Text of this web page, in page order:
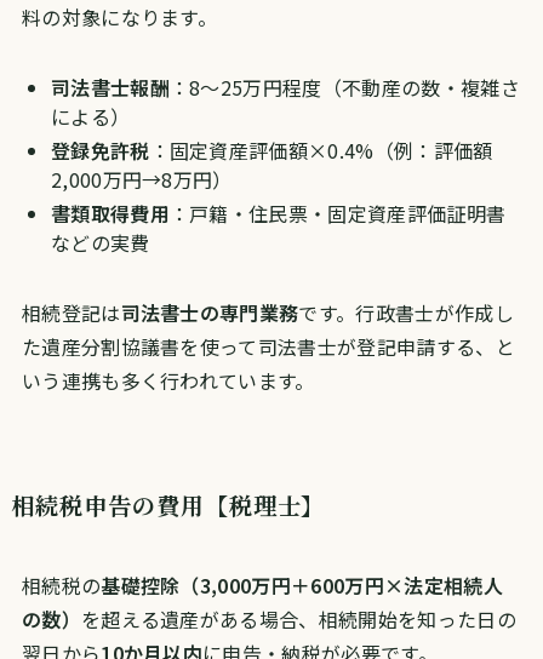
料の対象になります。
司法書士報酬 ：8〜25万円程度（不動産の数・複雑さ
による）
登録免許税 ：固定資産評価額×0.4%（例：評価額
2,000万円→8万円）
書類取得費用 ：戸籍・住民票・固定資産評価証明書
などの実費
相続登記は司法書士の専門業務です。行政書士が作成し
た遺産分割協議書を使って司法書士が登記申請する、と
いう連携も多く行われています。
相続税申告の費用【税理士】
相続税の基礎控除（3,000万円＋600万円×法定相続人
の数） を超える遺産がある場合、相続開始を知った日の
翌日から10か月以内に申告・納税が必要です。